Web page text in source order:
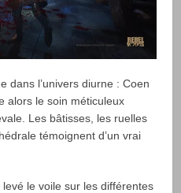
dans l’univers diurne : Coen
alors le soin méticuleux
Les bâtisses, les ruelles
témoignent d’un vrai
le voile sur les différentes